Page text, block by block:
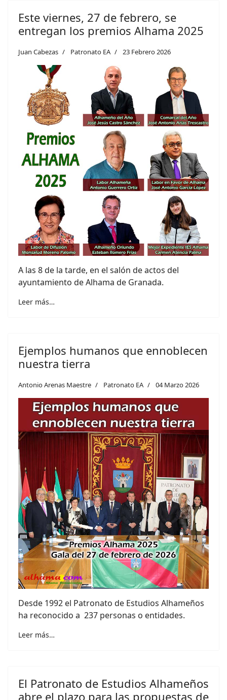
Este viernes, 27 de febrero, se
entregan los premios Alhama 2025
Juan Cabezas Patronato EA 23 Febrero 2026
A las 8 de la tarde, en el salón de actos del
ayuntamiento de Alhama de Granada.
Leer más…
Ejemplos humanos que ennoblecen
nuestra tierra
Antonio Arenas Maestre Patronato EA 04 Marzo 2026
Desde 1992 el Patronato de Estudios Alhameños
ha reconocido a 237 personas o entidades.
Leer más…
El Patronato de Estudios Alhameños
abre el plazo para las propuestas de